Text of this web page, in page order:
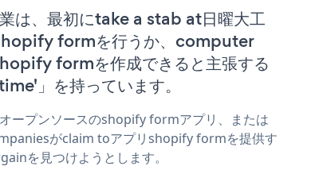
は、最初にtake a stab at日曜大工
formを行うか、computer
formを作成できると主張する
」を持っています。
ープンソースのshopify formアプリ、または
がclaim toアプリshopify formを提供す
を見つけようとします。